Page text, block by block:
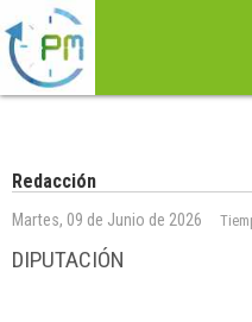
Redacción
Martes, 09 de Junio de 2026
DIPUTACIÓN